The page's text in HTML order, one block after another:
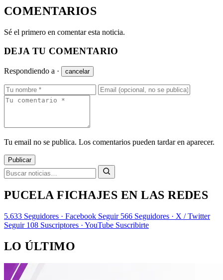
COMENTARIOS
Sé el primero en comentar esta noticia.
DEJA TU COMENTARIO
Respondiendo a · cancelar
Tu email no se publica. Los comentarios pueden tardar en aparecer.
Publicar
PUCELA FICHAJES EN LAS REDES
5.633 Seguidores · Facebook Seguir 566 Seguidores · X / Twitter
Seguir 108 Suscriptores · YouTube Suscribirte
LO ÚLTIMO